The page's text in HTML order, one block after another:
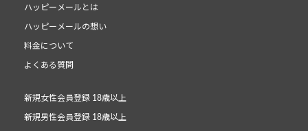
ハッピーメールとは
ハッピーメールの想い
料金について
よくある質問
新規女性会員登録 18歳以上
新規男性会員登録 18歳以上